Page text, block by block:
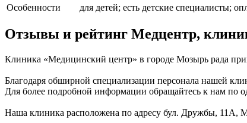
Особенности
для детей; есть детские специалисты;
Отзывы и рейтинг Медцентр,
Клиника «Медицинский центр» в городе Мозырь рада
Благодаря обширной специализации персонала нашей
Для более подробной информации обращайтесь к нам по
Наша клиника расположена по адресу бул. Дружбы, 11А,